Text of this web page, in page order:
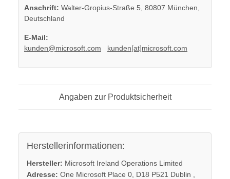
Anschrift: Walter-Gropius-Straße 5, 80807 München,
Deutschland
E-Mail:
kunden@microsoft.com
kunden[at]microsoft.com
Angaben zur Produktsicherheit
Herstellerinformationen:
Hersteller: Microsoft Ireland Operations Limited
Adresse: One Microsoft Place 0, D18 P521 Dublin ,